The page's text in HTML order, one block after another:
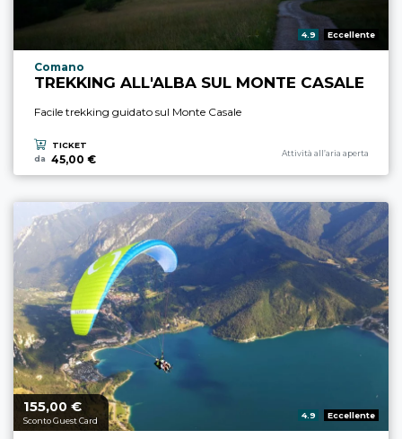
Valutazione:
4.9 Eccellente
Località esperienza
Comano
TREKKING ALL'ALBA SUL MONTE CASALE
Facile trekking guidato sul Monte Casale
TICKET
da
45,00 €
Categoria esperienza
Attività all’aria aperta
Prezzo a partire da
155,00 €
Sconto Guest Card
Valutazione:
4.9 Eccellente